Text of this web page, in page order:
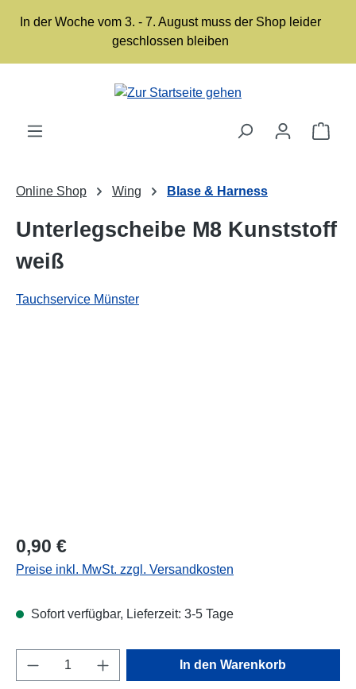
Zum Hauptinhalt springen
In der Woche vom 3. - 7. August muss der Shop leider
geschlossen bleiben
Online Shop Wing Blase & Harness
Unterlegscheibe M8 Kunststoff
weiß
Tauchservice Münster
Regulärer Preis:
0,90 €
Preise inkl. MwSt. zzgl. Versandkosten
Sofort verfügbar, Lieferzeit: 3-5 Tage
Produkt Anzahl: Gib den gewünschten
In den Warenkorb